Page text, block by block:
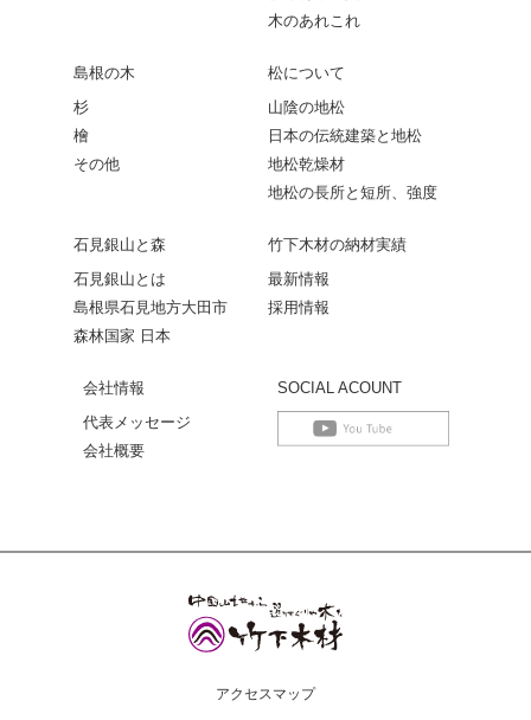
木のあれこれ
島根の木
杉
檜
その他
松について
山陰の地松
日本の伝統建築と地松
地松乾燥材
地松の長所と短所、強度
石見銀山と森
石見銀山とは
島根県石見地方大田市
森林国家 日本
竹下木材の納材実績
最新情報
採用情報
会社情報
代表メッセージ
会社概要
SOCIAL ACOUNT
アクセスマップ